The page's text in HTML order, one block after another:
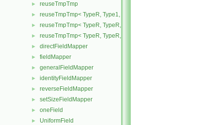
► reuseTmpTmp
► reuseTmpTmp< TypeR, Type1, Type12, TypeR >
► reuseTmpTmp< TypeR, TypeR, TypeR, Type2 >
► reuseTmpTmp< TypeR, TypeR, TypeR, TypeR >
► directFieldMapper
► fieldMapper
► generalFieldMapper
► identityFieldMapper
► reverseFieldMapper
► setSizeFieldMapper
► oneField
► UniformField